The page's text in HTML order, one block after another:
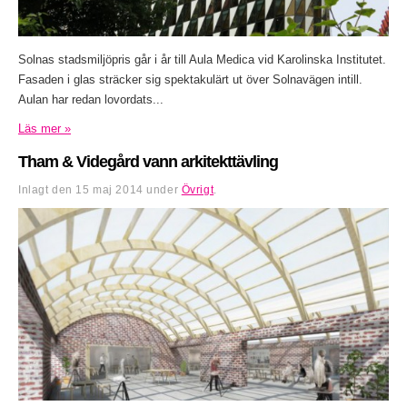
Solnas stadsmiljöpris går i år till Aula Medica vid Karolinska Institutet.
Fasaden i glas sträcker sig spektakulärt ut över Solnavägen intill.
Aulan har redan lovordats...
Läs mer »
Tham & Videgård vann arkitekttävling
Inlagt den 15 maj 2014 under Övrigt.